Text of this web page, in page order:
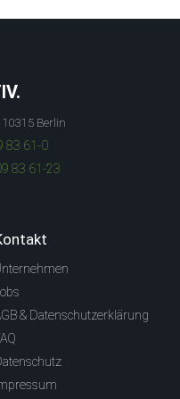
10315 Berlin
83 61-0
83 61-23
& Datenschutzerklärung